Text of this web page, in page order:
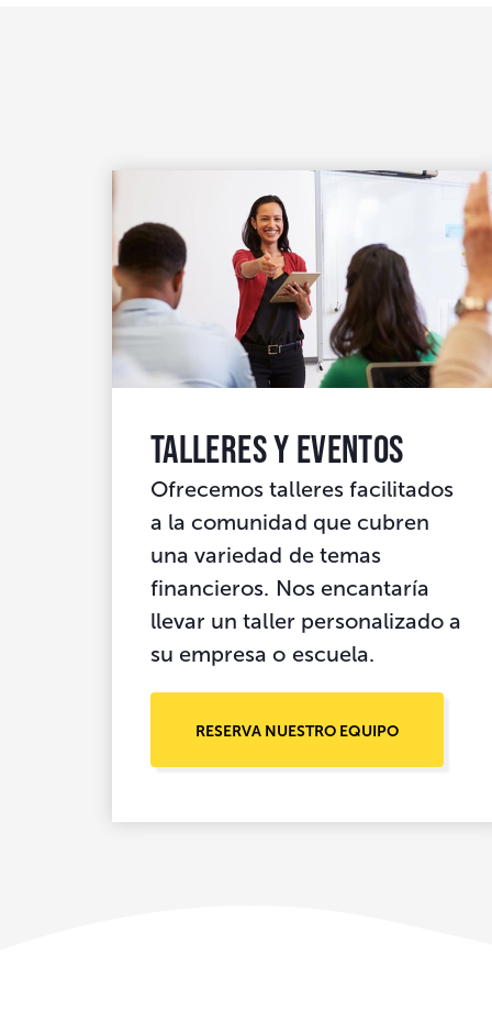
Talleres y eventos
Ofrecemos talleres facilitados
a la comunidad que cubren
una variedad de temas
financieros. Nos encantaría
llevar un taller personalizado a
su empresa o escuela.
RESERVA NUESTRO EQUIPO